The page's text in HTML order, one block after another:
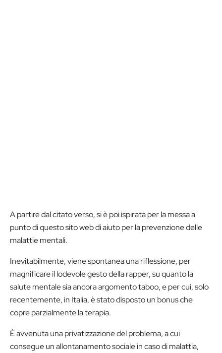
A partire dal citato verso, si è poi ispirata per la messa a
punto di questo sito web di aiuto per la prevenzione delle
malattie mentali.
Inevitabilmente, viene spontanea una riflessione, per
magnificare il lodevole gesto della rapper, su quanto la
salute mentale sia ancora argomento taboo, e per cui, solo
recentemente, in Italia, è stato disposto un bonus che
copre parzialmente la terapia.
È avvenuta una privatizzazione del problema, a cui
consegue un allontanamento sociale in caso di malattia,